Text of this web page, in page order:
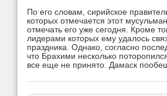
По его словам, сирийское
которых отмечается этот
отмечать его уже сегодня. Кроме
лидерами которых ему удалось
праздника. Однако, согласно
что Брахими несколько
все еще не принято. Дамаск